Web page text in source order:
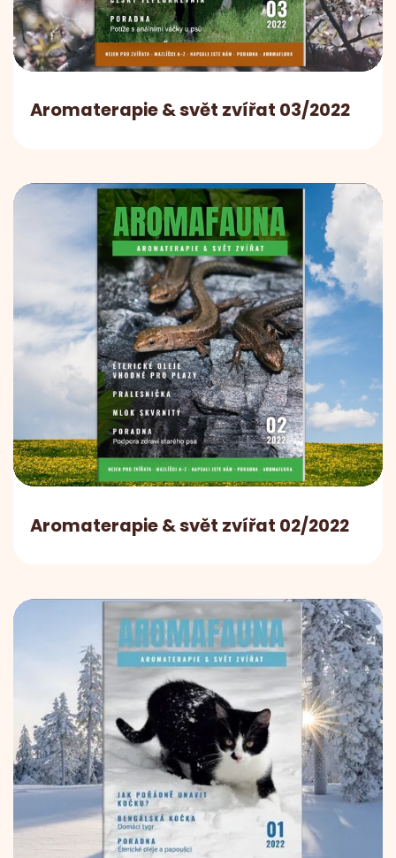
Aromaterapie & svět zvířat 03/2022
Aromaterapie & svět zvířat 02/2022